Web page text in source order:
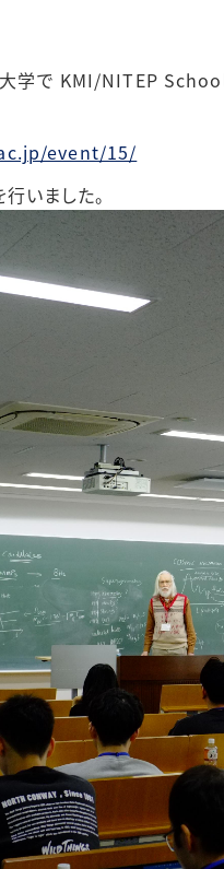
屋大学で KMI/NITEP
event/15/
いました。